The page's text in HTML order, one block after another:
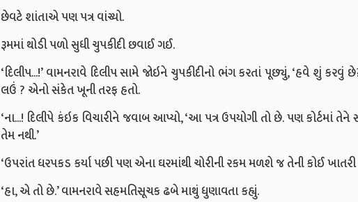
છેવટે શાંતાએ પણ પત્ર વાંચ્યો.
રૂમમાં થોડી પળો સુધી ચુપકીદી છવાઈ ગઈ.
‘દિલીપ...!’ વામનરાવે દિલીપ સામે જોઇને ચુપકીદીનો ભંગ કરતાં પૂછ્યું, ‘હવે શું
લઉં ? એનો સંકેત ખૂની તરફ હતો.
‘ના...! દિલીપે કંઇક વિચારીને જવાબ આપ્યો, ‘આ પત્ર ઉપયોગી તો છે. પણ કોર્ટમાં
તેમ નથી.’
‘ઉપરાંત ધરપકડ કર્યા પછી પણ એના ઘરમાંથી ચોરીની રકમ મળશે જ તેની કોઈ ખાતરી
‘હા, એ તો છે.’ વામનરાવે સહમતિસૂચક ઢબે માથું ધુણાવતા કહ્યું.